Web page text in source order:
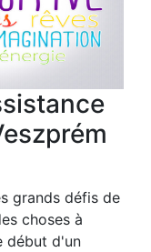
grands défis de
choses à
début d'un